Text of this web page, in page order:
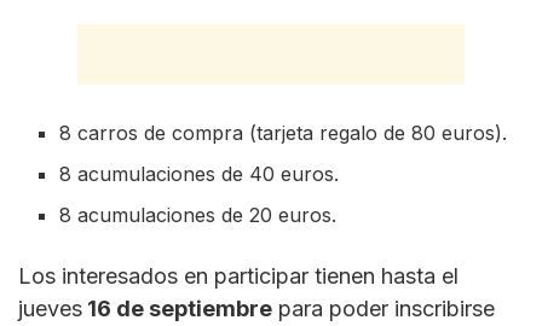
8 carros de compra (tarjeta regalo de 80 euros).
8 acumulaciones de 40 euros.
8 acumulaciones de 20 euros.
Los interesados en participar tienen hasta el
jueves 16 de septiembre para poder inscribirse